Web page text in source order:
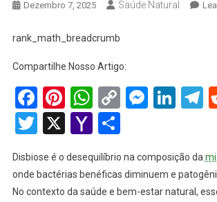
Dezembro 7, 2025 Saúde Natural
rank_math_breadcrumb
Compartilhe Nosso Artigo:
Facebook
Pinterest
WhatsApp
Copy
Link
Twitter
X YahooShare
Disbiose é o desequilíbrio na composição da
onde bactérias benéficas diminuem e
No contexto da saúde e bem-estar natural,